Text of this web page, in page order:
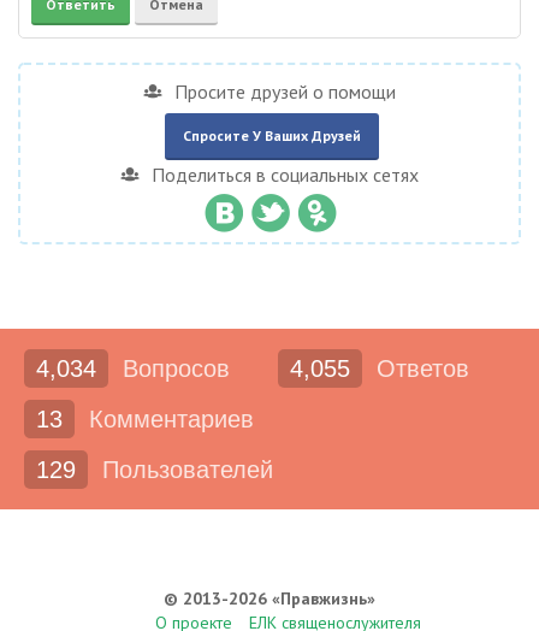
Просите друзей о помощи
Спросите У Ваших Друзей
Поделиться в социальных сетях
4,034 Вопросов 4,055
Ответов
13
Комментариев
129
Пользователей
© 2013-2026 «Правжизнь»
О проекте
ЕЛК священослужителя